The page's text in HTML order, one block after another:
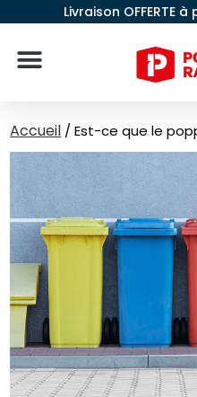
Livraison OFFERTE
Accueil /Est-ce que le